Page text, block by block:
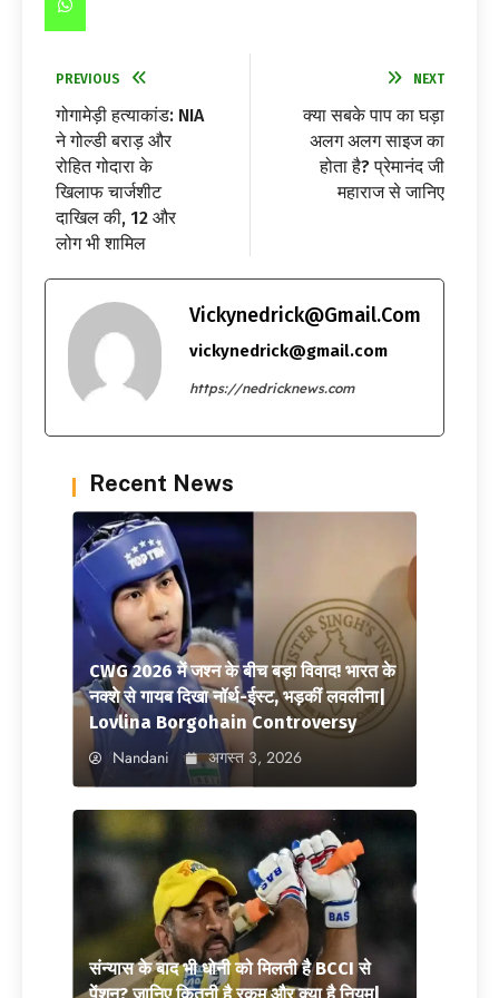
PREVIOUS
गोगामेड़ी हत्याकांड: NIA
ने गोल्डी बराड़ और
रोहित गोदारा के
खिलाफ चार्जशीट
दाखिल की, 12 और
लोग भी शामिल
NEXT
क्या सबके पाप का घड़ा
अलग अलग साइज का
होता है? प्रेमानंद जी
महाराज से जानिए
Vickynedrick@gmail.com
vickynedrick@gmail.com
https://nedricknews.com
Recent News
CWG 2026 में जश्न के बीच बड़ा विवाद! भारत के
नक्शे से गायब दिखा नॉर्थ-ईस्ट, भड़कीं लवलीना|
Lovlina Borgohain Controversy
Nandani अगस्त 3, 2026
संन्यास के बाद भी धोनी को मिलती है BCCI से
पेंशन? जानिए कितनी है रकम और क्या है नियम|